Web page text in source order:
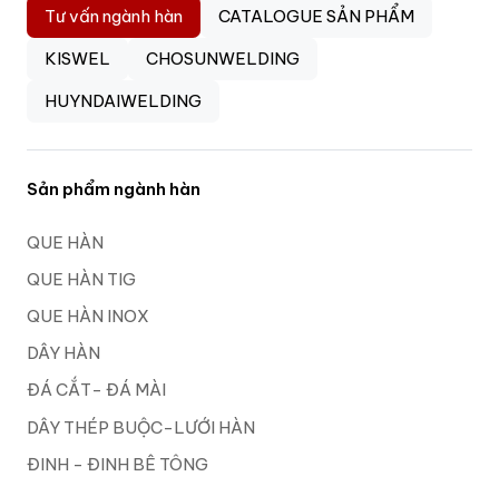
Tư vấn ngành hàn
CATALOGUE SẢN PHẨM
KISWEL
CHOSUNWELDING
HUYNDAIWELDING
Sản phẩm ngành hàn
QUE HÀN
QUE HÀN TIG
QUE HÀN INOX
DÂY HÀN
ĐÁ CẮT- ĐÁ MÀI
DÂY THÉP BUỘC-LƯỚI HÀN
ĐINH - ĐINH BÊ TÔNG